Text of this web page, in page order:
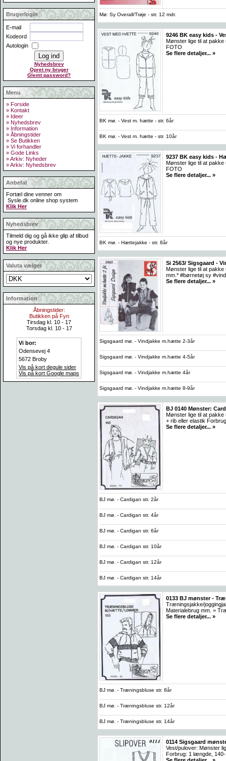
Brugerlogin
E-mail
Kodeord
Autologin
Nyhedsbrev
Opret ny bruger
Glemt password?
Menu
» Forside
» Kontakt
» Ideer
» Nyhedsbrev
» Information
» Åbningstider
» Se Butikken
» Vi forhandler
» Gode Links
» Arkiv: Nyheder
» Arkiv: Nyhedsbrev
Anbefal
Fortæl dine venner om
Sysle.dk online shop system
Klik Her
Nyhedsbrev
Tilmeld dig og gå ikke glip af tilbud
og nye produkter.
Klik Her
Valuta vælger
Information
Åbningstider:
Butikken på Fyn
Tirsdag kl. 10 - 17
Torsdag kl. 10 - 17
Vi bor:
Odensevej 4
5672 Broby
Vis på kort degule sider
Vis på kort Google maps
Mø: Sy Overall/Trøje - str. 12 mdr.
9246 BK easy kids -
Mønster lige til at
FOTO
Se flere detaljer... »
BK mø. - Vest m. hætte - str. 6år
BK mø. - Vest m. hætte - str. 10år
9237 BK easy kids -
Mønster lige til at
FOTO
Se flere detaljer... »
BK mø. - Hættejakke - str. 8år
Si 2563/ Sigsgaard -
Mønster lige til at
mm.* #børnetøj sy
Se flere detaljer... »
Sigsgaard mø. - Vindjakke m.hætte 2-3år
Sigsgaard mø. - Vindjakke m.hætte 4-5år
Sigsgaard mø. - Vindjakke m.hætte 4år
Sigsgaard mø. - Vindjakke m.hætte 8-9år
BJ 0140 Mønster:
Mønster lige til at pakke
+ rib eller elastik
Se flere detaljer... »
BJ mø. - Cardigan str. 2år
BJ mø. - Cardigan str. 4år
BJ mø. - Cardigan str. 6år
BJ mø. - Cardigan str. 10år
BJ mø. - Cardigan str. 12år
BJ mø. - Cardigan str. 14år
0133 BJ mønster -
Træningsjakke/
Materialebrug mm. =
Se flere detaljer... »
BJ mø. - Træningsbluse str. 8år
BJ mø. - Træningsbluse str. 12år
BJ mø. - Træningsbluse str. 14år
0114 Sigsgaard
Vest/pulover: Mønster
Forbrug: 1 længde,